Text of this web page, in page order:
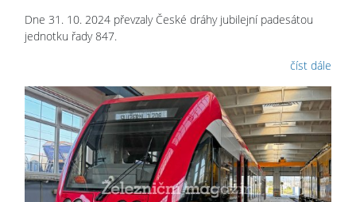
Dne 31. 10. 2024 převzaly České dráhy jubilejní padesátou
jednotku řady 847.
číst dále